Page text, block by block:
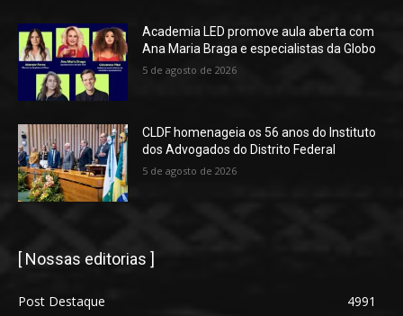
Academia LED promove aula aberta com
Ana Maria Braga e especialistas da Globo
5 de agosto de 2026
CLDF homenageia os 56 anos do Instituto
dos Advogados do Distrito Federal
5 de agosto de 2026
[ Nossas editorias ]
Post Destaque
4991